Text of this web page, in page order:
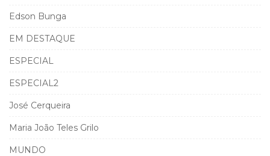
Edson Bunga
EM DESTAQUE
ESPECIAL
ESPECIAL2
José Cerqueira
Maria João Teles Grilo
MUNDO